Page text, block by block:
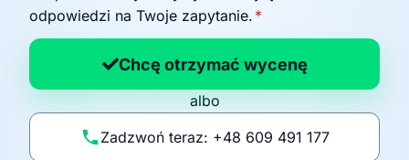
a
n
p
li
t
odpowiedzi na Twoje zapytanie. *
Chcę otrzymać wycenę
albo
Zadzwoń teraz: +48 609 491 177